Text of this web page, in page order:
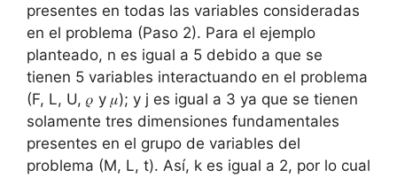
presentes en todas las variables consideradas
en el problema (Paso 2). Para el ejemplo
planteado, n es igual a 5 debido a que se
tienen 5 variables interactuando en el problema
(F, L, U, 𝜌 y 𝜇); y j es igual a 3 ya que se tienen
solamente tres dimensiones fundamentales
presentes en el grupo de variables del
problema (M, L, t). Así, k es igual a 2, por lo cual